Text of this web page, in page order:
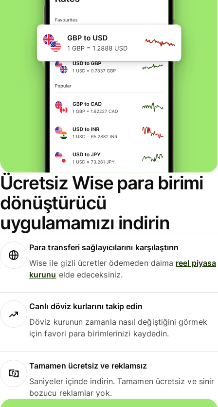
Ücretsiz Wise para birimi
dönüştürücü
uygulamamızı indirin
Para transferi sağlayıcılarını karşılaştırın
Wise ile gizli ücretler ödemeden daima reel piyasa
kurunu elde edeceksiniz.
Canlı döviz kurlarını takip edin
Döviz kurunun zamanla nasıl değiştiğini görmek
için favori para birimlerinizi kaydedin.
Tamamen ücretsiz ve reklamsız
Saniyeler içinde indirin. Tamamen ücretsiz ve sinir
bozucu reklamlar yok.